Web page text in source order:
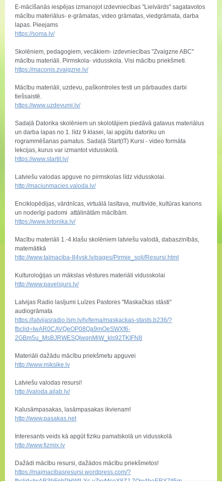
E-mācīšanās iespējas izmanojot izdevniecības "Lielvārds" sagatavotos
mācību materiālus- e-grāmatas, video grāmatas, viedgrāmata, darba
lapas. Pieejams
https://soma.lv/
Skolēniem, pedagogiem, vecākiem- izdevniecības "Zvaigzne ABC"
mācību materiāli. Pirmskola- vidusskola. Visi mācību priekšmeti.
https://maconis.zvaigzne.lv/
Mācību materiāli, uzdevu, paškontroles testi un pārbaudes darbi
tiešsaistē.
https://www.uzdevumi.lv/
Sadaļā Datorika skolēniem un skolotājiem piedāvā gatavus materiālus
un darba lapas no 1. līdz 9.klasei, lai apgūtu datoriku un
rogrammēšanas pamatus. Sadaļā Start(IT) Kursi - video formāta
lekcijas, kurus var izmantot vidusskolā.
https://www.startit.lv/
Latviešu valodas apguve no pirmskolas līdz vidusskolai.
http://maciunmacies.valoda.lv/
Enciklopēdijas, vārdnīcas, virtuālā lasītava, multivide, kultūras kanons
un noderīgi padomi attālinātām mācībām.
https://www.letonika.lv/
Macību materiāli 1.-4.klašu skolēniem latviešu valodā, dabaszinībās,
matemātikā
http://www.talmaciba-84vsk.lv/pages/Pirmie_soli/Resursi.html
Kulturoloģijas un mākslas vēstures materiāli vidusskolai
http://www.pavelsjurs.lv/
Latvijas Radio lasījumi Luīzes Pastores "Maskačkas stāsti"
audiogrāmata
https://latvijasradio.lsm.lv/lv/tema/maskackas-stasts.b236/?
fbclid=IwAR0CAVQeOP08Qa9mOeSWXf6-
2GBm5u_MsBJRWESQlwqnMiW_kls92TKIFN8
Materiāli dažādu mācību priekšmetu apguvei
http://www.miksike.lv
Latviešu valodas resursi!
http://valoda.ailab.lv/
Kalusāmpasakas, lasāmpasakas ikvienam!
http://www.pasakas.net
Interesants veids kā apgūt fiziku pamatskolā un vidusskolā
http://www.fizmix.lv
Dažādi mācību resursi, dažādos mācību priekšmetos!
https://majmacibasresursi.wordpress.com/?
fbclid=IwAR3bFnbPHWlLXs-vZxyMceX8ZJ-7Ow4beERX7II5m-